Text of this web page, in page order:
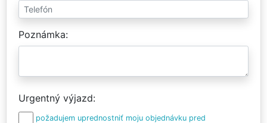
Poznámka
Urgentný výjazd
požadujem uprednostniť moju objednávku pred